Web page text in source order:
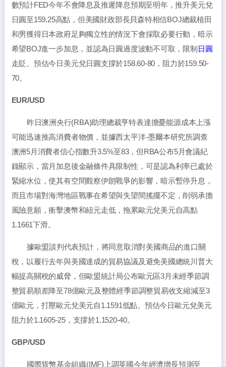
數預計FED今年不會降息及推遲降息預期至明年，推升美元兌
日圓至159.25高點，但美國財政部長貝森特相信BOJ總裁植田
和男獲得日本政府足夠獨立性的情況下會採取必要行動，暗示
希望BOJ進一步加息，並認為日圓過度波動不可取，限制 日圓
走貶。預估今日美元兌日圓支撐於158.60-80，阻力於159.50-
70。
EUR/USD
昨日澳洲央行(RBA)助理總裁亨特表達擔憂能源成本上漲
可能迅速推高消費者物價，並據西太平洋-墨爾本研究所調查
澳洲5月消費者信心指數升3.5%至83，但RBA公布5月會議紀
錄顯示，當月加息後金融條件具限制性，可是認為利率已處於
緊縮水位，使其有空間觀察伊朗戰爭的影響，暗示暫停升息，
而且市場對海灣地區戰事在希望與失望間搖擺不定，削弱承擔
風險意願，衝擊澳幣和紐元走低，拖累歐元兌美元自高點
1.1661下滑。
據歐盟談判代表預計，將同意取消對美國商品的進口關
稅，以履行去年與美國達成的貿易協議及避免美國總統川普大
幅提高關稅的威脅，但歐盟統計局公布歐元區3月未經季節調
整貿易順差降至78億歐元及整體經季節調整貿易收支縮減至3
億歐元，打壓歐元兌美元自1.1591低點。預估今日歐元兌美元
阻力於1.1605-25，支撐於1.1520-40。
GBP/USD
國際貨幣基金組織(IMF)上調英國今年經濟增長預測至